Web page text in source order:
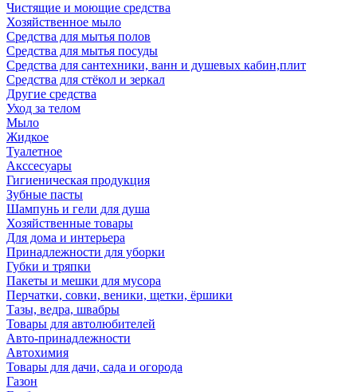
Чистящие и моющие средства
Хозяйственное мыло
Средства для мытья полов
Средства для мытья посуды
Средства для сантехники, ванн и душевых кабин,плит
Средства для стёкол и зеркал
Другие средства
Уход за телом
Мыло
Жидкое
Туалетное
Акссесуары
Гигиеническая продукция
Зубные пасты
Шампунь и гели для душа
Хозяйственные товары
Для дома и интерьера
Принадлежности для уборки
Губки и тряпки
Пакеты и мешки для мусора
Перчатки, совки, веники, щетки, ёршики
Тазы, ведра, швабры
Товары для автолюбителей
Авто-принадлежности
Автохимия
Товары для дачи, сада и огорода
Газон